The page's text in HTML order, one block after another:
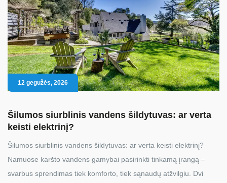
12 gegužės, 2026
Šilumos siurblinis vandens šildytuvas: ar verta
keisti elektrinį?
Šilumos siurblinis vandens šildytuvas: ar verta keisti elektrinį?
Namuose karšto vandens gamybai pasirinkti tinkamą įrangą –
svarbus sprendimas tiek komforto, tiek sąnaudų atžvilgiu. Dvi